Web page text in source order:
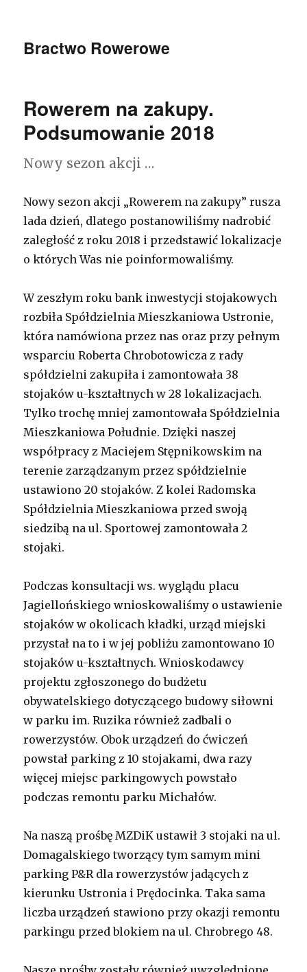
Bractwo Rowerowe
Rowerem na zakupy.
Podsumowanie 2018
Nowy sezon akcji …
Nowy sezon akcji „Rowerem na zakupy” rusza
lada dzień, dlatego postanowiliśmy nadrobić
zaległość z roku 2018 i przedstawić lokalizacje
o których Was nie poinformowaliśmy.
W zeszłym roku bank inwestycji stojakowych
rozbiła Spółdzielnia Mieszkaniowa Ustronie,
która namówiona przez nas oraz przy pełnym
wsparciu Roberta Chrobotowicza z rady
spółdzielni zakupiła i zamontowała 38
stojaków u-kształtnych w 28 lokalizacjach.
Tylko trochę mniej zamontowała Spółdzielnia
Mieszkaniowa Południe. Dzięki naszej
współpracy z Maciejem Stępnikowskim na
terenie zarządzanym przez spółdzielnie
ustawiono 20 stojaków. Z kolei Radomska
Spółdzielnia Mieszkaniowa przed swoją
siedzibą na ul. Sportowej zamontowała 2
stojaki.
Podczas konsultacji ws. wyglądu placu
Jagiellońskiego wnioskowaliśmy o ustawienie
stojaków w okolicach kładki, urząd miejski
przystał na to i w jej pobliżu zamontowano 10
stojaków u-kształtnych. Wnioskodawcy
projektu zgłoszonego do budżetu
obywatelskiego dotyczącego budowy siłowni
w parku im. Ruzika również zadbali o
rowerzystów. Obok urządzeń do ćwiczeń
powstał parking z 10 stojakami, dwa razy
więcej miejsc parkingowych powstało
podczas remontu parku Michałów.
Na naszą prośbę MZDiK ustawił 3 stojaki na ul.
Domagalskiego tworzący tym samym mini
parking P&R dla rowerzystów jadących z
kierunku Ustronia i Prędocinka. Taka sama
liczba urządzeń stawiono przy okazji remontu
parkingu przed blokiem na ul. Chrobrego 48.